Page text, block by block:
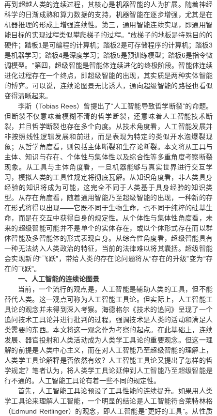
再到超越人类的连续过程，其核心是机器智能的人为扩展。随着神经
科学的日渐成熟和算力数据的支持，机器智能在逐步增强，尤其是在
机器推理的形成上增强连续性。第三，通用智能连续实现，即通用智
能目标的实现过程类似攀爬梯子的过程。“放梯子的地板是特殊目的的
硬件；踏板1是可编程的计算机；踏板2是可存储程序的计算机；踏板3
是机器学习；踏板4是深度学习；踏板5是预训练模型；踏板6是指令微
调模型。”第四，超级智能是智能体连续进化的终极阶段。智能体连续
进化过程存在一个终点，即超级智能的出现，其实质是两种实体智能
的博弈。可以说，连续论图景无比诱人，通向超级智能的路径也看似
变得清晰起来。
李斯（Tobias Rees）曾提出了“人工智能导致哲学断裂”的命题。
但断裂不仅意味着模糊不清的哲学断裂，还意味着人工智能技术断
裂，并且哲学断裂也存在多个向度。从技术角度看，人工智能发展并
非按照线性逻辑发展和前进，而是表现为特定的类似开水泡爆裂现
象；从哲学角度看，则包括主体断裂和生存论断裂。本文将从工具与
主体、知识与存在、个体性与集体性以及综合性等多重角度考察断裂
现象。从工具与主体角度看，一旦机器能够与真实世界进行交互学
习，模拟人类的工具性规定将彻底瓦解。从知识角度看，非人类具身
经验的知识将成为可能，这完全不同于人类基于具身经验的知识类
型。从存在角度看，随着通用智能乃至超级智能的出现，一种新的存
在形式将得以出现——它既不同于生物生命，也不同于纯粹的硅基生
命，而是在交互中获得自身的规定性。从个体性与集体性角度看，未
来的超级智能可能并不是单个的实体存在，或以个体形式存在而以群
体智能及多智能体的形式表现自身。从综合性角度看，超级智能具有
一种无法纳入人类政治的特征，当前的法律难以将其囊括。超级智能
会实现新的“飞跃”，带给人类的存在论问题将从“存在的升级”变为“存
在的飞跃”。
一、人工智能的连续论图景
当前，一个流行的观点是，人工智能是辅助人类的工具，但不能
替代人类。这一观点可称为人工智能工具论。但实际上，人工智能工
具论的观念并未得到深入考察。海德格尔《技术的追问》呈现了一个
追问技术工具论并进行批判的过程，强调技术是人类的活动和满足人
类需要的东西。本文将这一观念作为考察的起点。在此基础上，连续
发展、器官投射和人类活动成为人类学工具论的重要观念。但这一理
解的前提是人类中心主义，而在对人工智能乃至超级智能的理解上，
人类学工具论解释是否依然有效？人工智能工具论又提出了怎样的哲
学规定？笔者认为，将人类学工具论延伸到人工智能乃至超级智能是
行不通的。人工智能工具论有着一些不同的规定性。
首先，人工智能工具论预设了工具性能的连续提升。如果用人类
学工具论来理解人工智能，一个明显的结论是人工智能符合莱特林格
（Edmund Reitlinger）的观念，即人工智能是“更好的工具”。从性质